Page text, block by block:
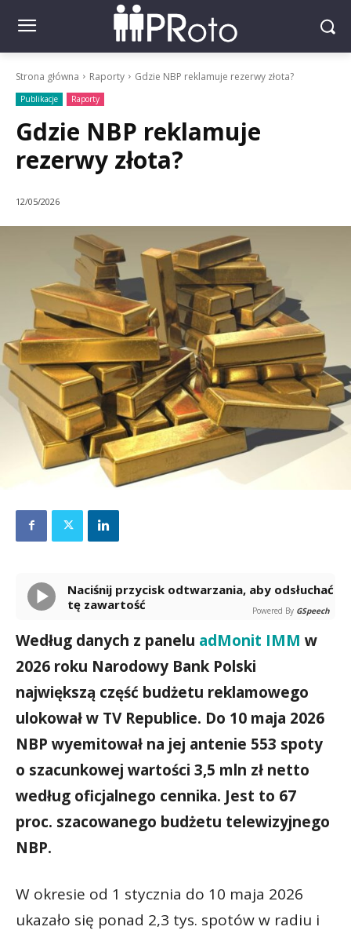
Strona główna Raporty Gdzie NBP reklamuje rezerwy złota?
Publikacje Raporty
Gdzie NBP reklamuje
rezerwy złota?
12/05/2026
Naciśnij przycisk odtwarzania, aby odsłuchać
tę zawartość
Powered By GSpeech
Według danych z panelu adMonit IMM w
2026 roku Narodowy Bank Polski
największą część budżetu reklamowego
ulokował w TV Republice. Do 10 maja 2026
NBP wyemitował na jej antenie 553 spoty
o szacunkowej wartości 3,5 mln zł netto
według oficjalnego cennika. Jest to 67
proc. szacowanego budżetu telewizyjnego
NBP.
W okresie od 1 stycznia do 10 maja 2026
ukazało się ponad 2,3 tys. spotów w radiu i